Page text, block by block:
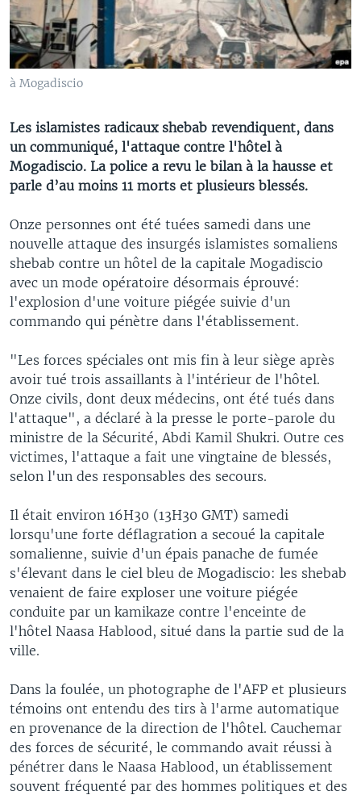
à Mogadiscio
Les islamistes radicaux shebab revendiquent, dans
un communiqué, l'attaque contre l'hôtel à
Mogadiscio. La police a revu le bilan à la hausse et
parle d’au moins 11 morts et plusieurs blessés.
Onze personnes ont été tuées samedi dans une
nouvelle attaque des insurgés islamistes somaliens
shebab contre un hôtel de la capitale Mogadiscio
avec un mode opératoire désormais éprouvé:
l'explosion d'une voiture piégée suivie d'un
commando qui pénètre dans l'établissement.
"Les forces spéciales ont mis fin à leur siège après
avoir tué trois assaillants à l'intérieur de l'hôtel.
Onze civils, dont deux médecins, ont été tués dans
l'attaque", a déclaré à la presse le porte-parole du
ministre de la Sécurité, Abdi Kamil Shukri. Outre ces
victimes, l'attaque a fait une vingtaine de blessés,
selon l'un des responsables des secours.
Il était environ 16H30 (13H30 GMT) samedi
lorsqu'une forte déflagration a secoué la capitale
somalienne, suivie d'un épais panache de fumée
s'élevant dans le ciel bleu de Mogadiscio: les shebab
venaient de faire exploser une voiture piégée
conduite par un kamikaze contre l'enceinte de
l'hôtel Naasa Hablood, situé dans la partie sud de la
ville.
Dans la foulée, un photographe de l'AFP et plusieurs
témoins ont entendu des tirs à l'arme automatique
en provenance de la direction de l'hôtel. Cauchemar
des forces de sécurité, le commando avait réussi à
pénétrer dans le Naasa Hablood, un établissement
souvent fréquenté par des hommes politiques et des